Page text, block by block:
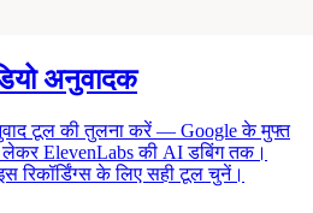
अनुवादक
टूल की तुलना करें — Google के मुफ्त
ElevenLabs की AI डबिंग तक।
रिकॉर्डिंग्स के लिए सही टूल चुनें।